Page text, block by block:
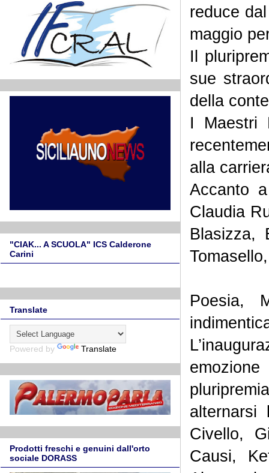
reduce
maggio
Il
sue
della
I Maestri
alla
Accanto
Claudia
Blasizza,
Poesia,
Civello,
Causi,
"CIAK... A SCUOLA" ICS Calderone
Carini
Translate
Powered by Translate
Prodotti freschi e genuini dall'orto
sociale DORASS